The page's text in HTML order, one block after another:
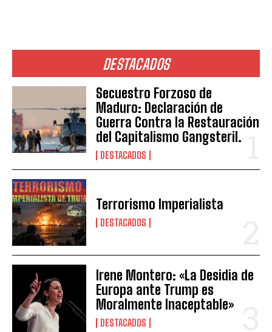
DESTACADOS
Secuestro Forzoso de
Maduro: Declaración de
Guerra Contra la Restauración
del Capitalismo Gangsteril.
DESTACADOS
Terrorismo Imperialista
DESTACADOS
Irene Montero: «La Desidia de
Europa ante Trump es
Moralmente Inaceptable»
DESTACADOS